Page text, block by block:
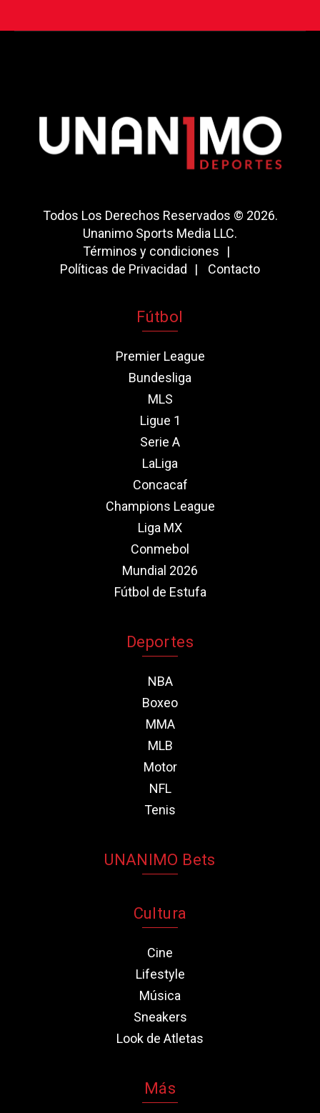
Todos Los Derechos Reservados © 2026.
Unanimo Sports Media LLC.
Términos y condiciones
Políticas de Privacidad
Contacto
Fútbol
Premier League
Bundesliga
MLS
Ligue 1
Serie A
LaLiga
Concacaf
Champions League
Liga MX
Conmebol
Mundial 2026
Fútbol de Estufa
Deportes
NBA
Boxeo
MMA
MLB
Motor
NFL
Tenis
UNANIMO Bets
Cultura
Cine
Lifestyle
Música
Sneakers
Look de Atletas
Más